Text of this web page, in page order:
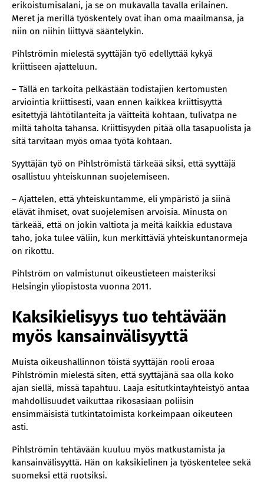
erikoistumisalani, ja se on mukavalla tavalla erilainen.
Meret ja merillä työskentely ovat ihan oma maailmansa, ja
niin on niihin liittyvä sääntelykin.
Pihlströmin mielestä syyttäjän työ edellyttää kykyä
kriittiseen ajatteluun.
– Tällä en tarkoita pelkästään todistajien kertomusten
arviointia kriittisesti, vaan ennen kaikkea kriittisyyttä
esitettyjä lähtötilanteita ja väitteitä kohtaan, tulivatpa ne
miltä taholta tahansa. Kriittisyyden pitää olla tasapuolista ja
sitä tarvitaan myös omaa työtä kohtaan.
Syyttäjän työ on Pihlströmistä tärkeää siksi, että syyttäjä
osallistuu yhteiskunnan suojelemiseen.
– Ajattelen, että yhteiskuntamme, eli ympäristö ja siinä
elävät ihmiset, ovat suojelemisen arvoisia. Minusta on
tärkeää, että on jokin valtiota ja meitä kaikkia edustava
taho, joka tulee väliin, kun merkittäviä yhteiskuntanormeja
on rikottu.
Pihlström on valmistunut oikeustieteen maisteriksi
Helsingin yliopistosta vuonna 2011.
Kaksikielisyys tuo tehtävään
myös kansainvälisyyttä
Muista oikeushallinnon töistä syyttäjän rooli eroaa
Pihlströmin mielestä siten, että syyttäjänä saa olla koko
ajan siellä, missä tapahtuu. Laaja esitutkintayhteistyö antaa
mahdollisuudet vaikuttaa rikosasiaan poliisin
ensimmäisistä tutkintatoimista korkeimpaan oikeuteen
asti.
Pihlströmin tehtävään kuuluu myös matkustamista ja
kansainvälisyyttä. Hän on kaksikielinen ja työskentelee sekä
suomeksi että ruotsiksi.